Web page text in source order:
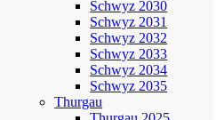
Schwyz 2030
Schwyz 2031
Schwyz 2032
Schwyz 2033
Schwyz 2034
Schwyz 2035
Thurgau